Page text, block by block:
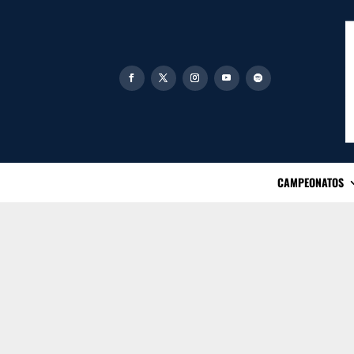
CAMPEONATOS